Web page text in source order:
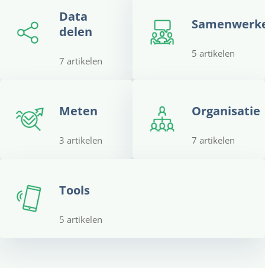
Data
delen
7 artikelen
5 artikelen
Meten
3 artikelen
Organisatie
7 artikelen
Tools
5 artikelen